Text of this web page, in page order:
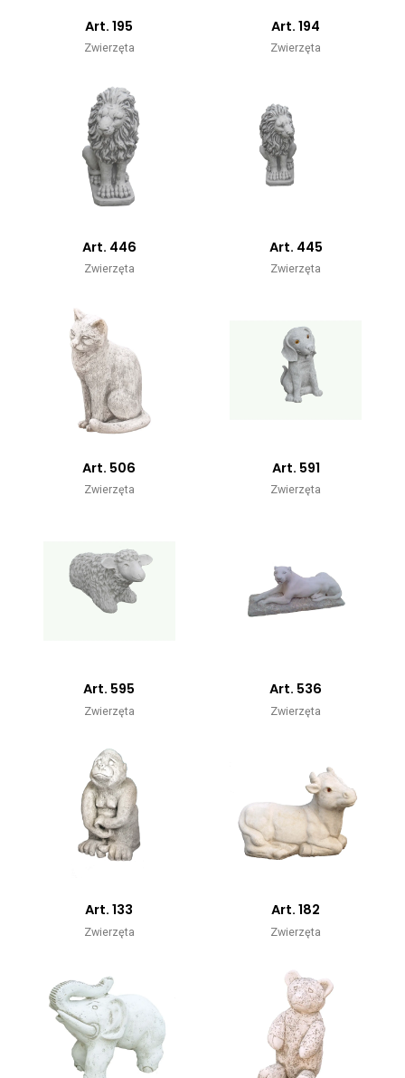
Art. 195
Zwierzęta
Art. 194
Zwierzęta
Art. 446
Zwierzęta
Art. 445
Zwierzęta
Art. 506
Zwierzęta
Art. 591
Zwierzęta
Art. 595
Zwierzęta
Art. 536
Zwierzęta
Art. 133
Zwierzęta
Art. 182
Zwierzęta